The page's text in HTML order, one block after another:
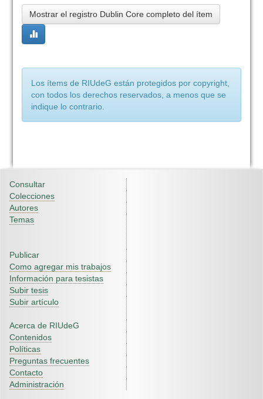
Mostrar el registro Dublin Core completo del ítem
Los ítems de RIUdeG están protegidos por copyright,
con todos los derechos reservados, a menos que se
indique lo contrario.
Consultar
Colecciones
Autores
Temas
Publicar
Como agregar mis trabajos
Información para tesistas
Subir tesis
Subir artículo
Acerca de RIUdeG
Contenidos
Políticas
Preguntas frecuentes
Contacto
Administración